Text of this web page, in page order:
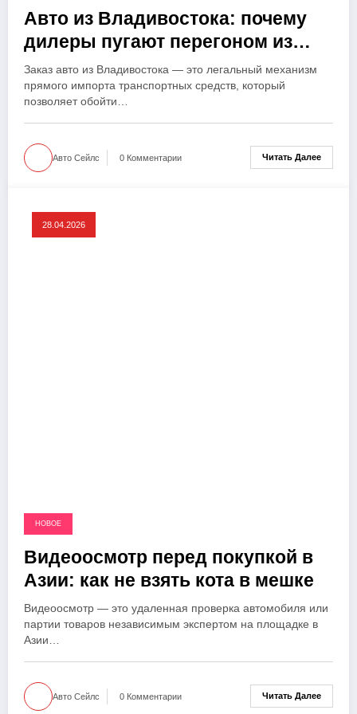
Авто из Владивостока: почему
дилеры пугают перегоном из
Японии
Заказ авто из Владивостока — это легальный механизм
прямого импорта транспортных средств, который
позволяет обойти…
Авто Сейлс 0 Комментарии Читать Далее
28.04.2026
НОВОЕ
Видеоосмотр перед покупкой в
Азии: как не взять кота в мешке
Видеоосмотр — это удаленная проверка автомобиля или
партии товаров независимым экспертом на площадке в
Азии…
Авто Сейлс 0 Комментарии Читать Далее